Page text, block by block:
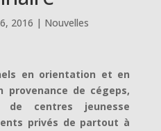
2016 | Nouvelles
en orientation et en
provenance de cégeps,
de centres jeunesse
privés de partout à